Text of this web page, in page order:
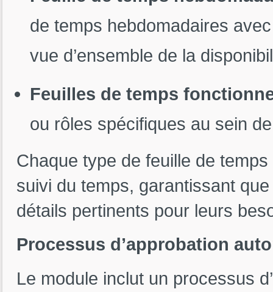
de temps hebdomadaires
vue d’ensemble de la
Feuilles de temps
ou rôles spécifiques au sein
Chaque type de feuille de
suivi du temps, garantissant
détails pertinents pour leurs
Processus d’approbation
Le module inclut un processus